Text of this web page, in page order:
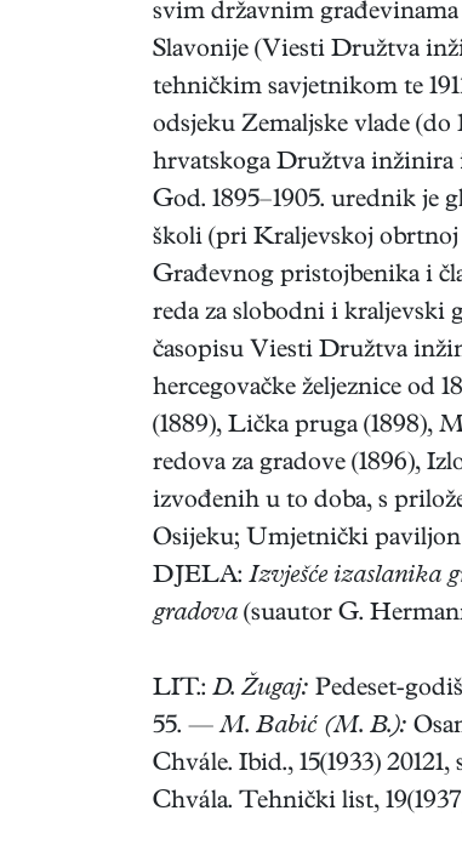
svim državnim
Slavonije (Viesti Družtva
tehničkim savjetnikom te
odsjeku Zemaljske vlade
hrvatskoga Družtva inžinira
God. 1895–1905. urednik je
školi (pri Kraljevskoj obrtnoj
Građevnog pristojbenika i
reda za slobodni i kraljevski
časopisu Viesti Družtva
hercegovačke željeznice od
(1889), Lička pruga (1898),
redova za gradove (1896),
izvođenih u to doba, s
Osijeku; Umjetnički paviljon
DJELA: Izvješće izaslanika
gradova (suautor G.
LIT.: D. Žugaj: Pedeset-
55. —M. Babić (M. B.):
Chvále. Ibid., 15(1933)
Chvála. Tehnički list,